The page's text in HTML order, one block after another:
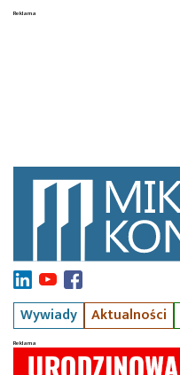
Wywiady Aktualności